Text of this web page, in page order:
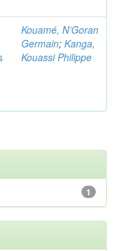
Kouamé, N’Goran
Germain; Kanga,
Kouassi Philippe
1